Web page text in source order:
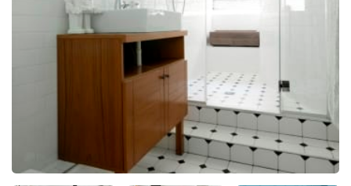
Design
Sledujte prima+
Sledujte nás